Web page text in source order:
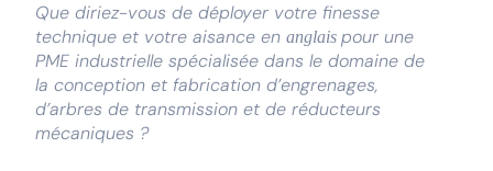
Que diriez-vous de déployer votre finesse
technique et votre aisance en anglais pour une
PME industrielle spécialisée dans le domaine de
la conception et fabrication d’engrenages,
d’arbres de transmission et de réducteurs
mécaniques ?